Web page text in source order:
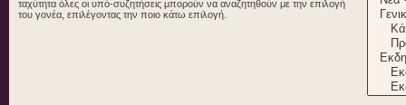
ταχύτητα όλες οι υπό-συζητήσεις μπορούν να αναζητηθούν με την επιλογή
του γονέα, επιλέγοντας την ποιο κάτω επιλογή.